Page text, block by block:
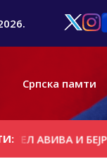
Српска памти
И БЕЈРУТА